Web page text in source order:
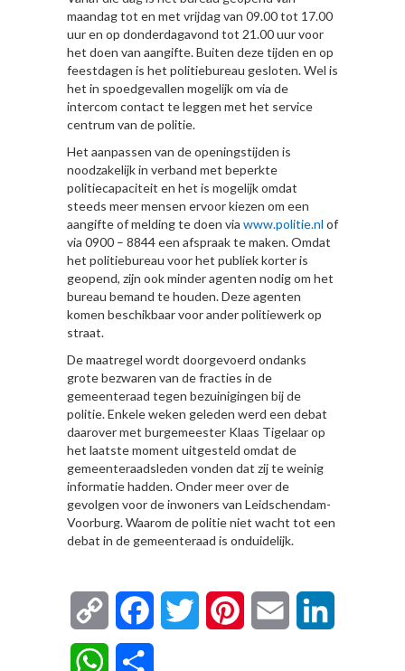
maandag tot en met vrijdag van 09.00 tot 17.00
uur en op donderdagavond tot 21.00 uur voor
het doen van aangifte. Buiten deze tijden en op
feestdagen is het politiebureau gesloten. Wel is
het in spoedgevallen mogelijk om via de
intercom contact te leggen met het service
centrum van de politie.
Het aanpassen van de openingstijden is
noodzakelijk in verband met beperkte
politiecapaciteit en het is mogelijk omdat
steeds meer mensen ervoor kiezen om een
aangifte of melding te doen via www.politie.nl of
via 0900 – 8844 een afspraak te maken. Omdat
het politiebureau voor het publiek korter is
geopend, zijn ook minder agenten nodig om het
bureau bemand te houden. Deze agenten
komen beschikbaar voor ander politiewerk op
straat.
De maatregel wordt doorgevoerd ondanks
grote bezwaren van de fracties in de
gemeenteraad tegen bezuinigingen bij de
politie. Enkele weken geleden werd een debat
daarover met burgemeester Klaas Tigelaar op
het laatste moment uitgesteld omdat de
gemeenteraadsleden vonden dat zij te weinig
informatie hadden. Onder meer over de
gevolgen voor de inwoners van Leidschendam-
Voorburg. Waarom de politie niet wacht tot een
debat in de gemeenteraad is onduidelijk.
Copy
Link
FacebookTwitter Pinterest Email
WhatsApp